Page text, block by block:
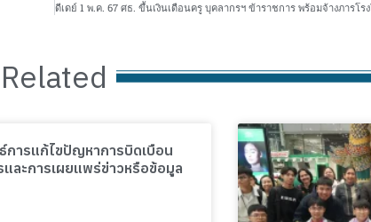
Related
การแก้ไขปัญหาการบิดเบือน
และการเผยแพร่ข่าวหรือข้อมูล